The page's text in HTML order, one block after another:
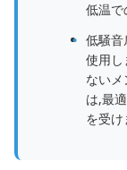
低温で
低騒音
使用し
ない
は,最
を受